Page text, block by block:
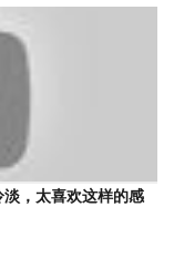
淡，太喜欢这样的感